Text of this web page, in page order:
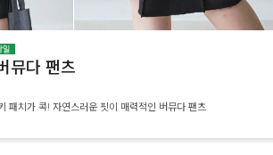
뮤다 팬츠
패치가 콕! 자연스러운 핏이 매력적인 버뮤다 팬츠